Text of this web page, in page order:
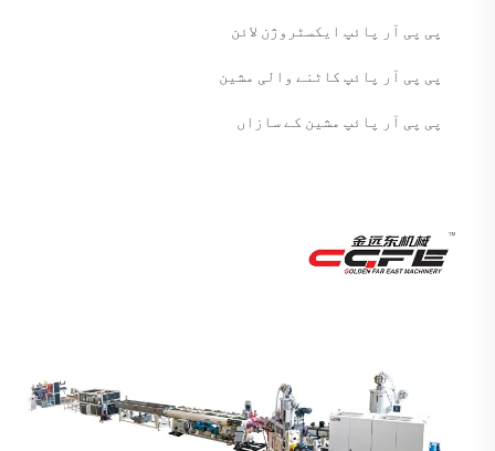
پی پی آر پائپ ایکسٹروژن لائن
پی پی آر پائپ کاٹنے والی مشین
پی پی آر پائپ مشین کے سازاں